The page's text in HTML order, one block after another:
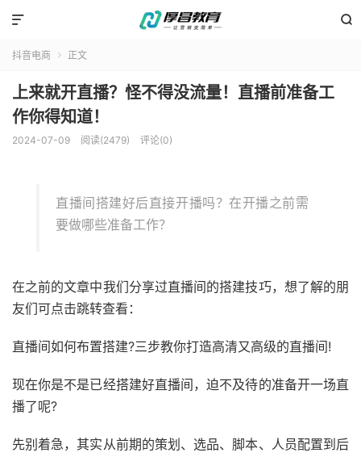


抖音电商  正文
上来就开直播？怪不得没流量！直播前准备工
作你得知道！
2024-07-09 阅读(2479) 评论(0)
直播间搭建好后直接开播吗？在开播之前需
要做哪些准备工作？
在之前的文章中我们分享过直播间的搭建技巧，想了解的朋
友们可点击跳转查看：
直播间如何布置搭建?三步教你打造高清又高级的直播间!
现在你是不是已经搭建好直播间，迫不及待的准备开一场直
播了呢?
先别着急，其实从前期的策划、选品、脚本、人员配置到后